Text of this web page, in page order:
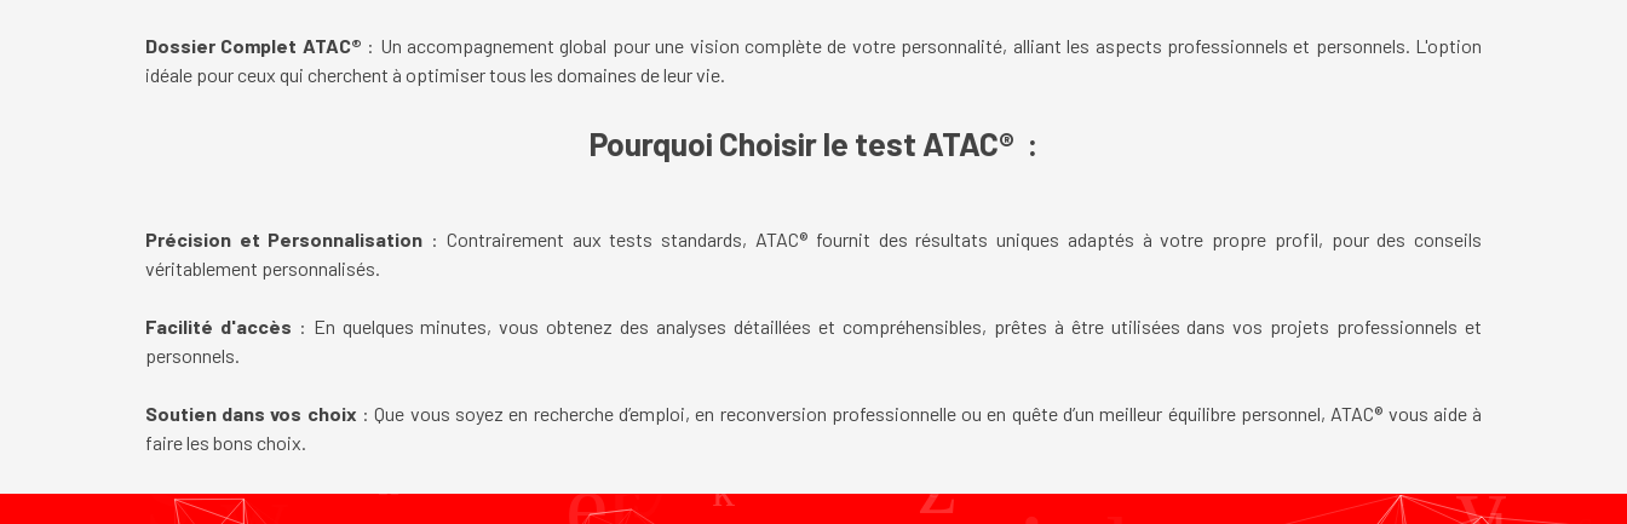
Dossier Complet ATAC® : Un accompagnement global pour une vision complète de votre personnalité, alliant les aspects professionnels et personnels. L'option
idéale pour ceux qui cherchent à optimiser tous les domaines de leur vie.
Pourquoi Choisir le test ATAC® :
Précision et Personnalisation : Contrairement aux tests standards, ATAC® fournit des résultats uniques adaptés à votre propre profil, pour des conseils
véritablement personnalisés.
Facilité d'accès : En quelques minutes, vous obtenez des analyses détaillées et compréhensibles, prêtes à être utilisées dans vos projets professionnels et
personnels.
Soutien dans vos choix : Que vous soyez en recherche d’emploi, en reconversion professionnelle ou en quête d’un meilleur équilibre personnel, ATAC® vous aide à
faire les bons choix.